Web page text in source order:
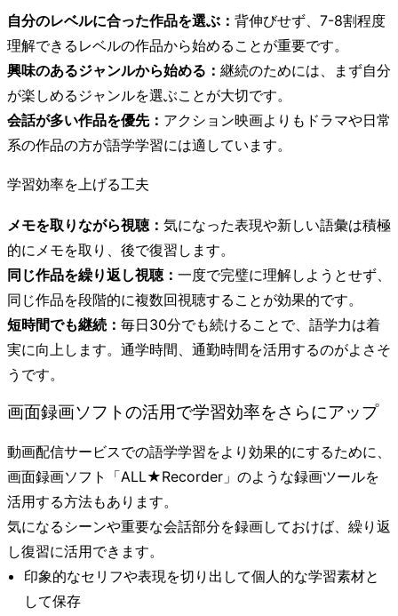
自分のレベルに合った作品を選ぶ： 背伸びせず、7-8割程度
理解できるレベルの作品から始めることが重要です。
興味のあるジャンルから始める： 継続のためには、まず自分
が楽しめるジャンルを選ぶことが大切です。
会話が多い作品を優先： アクション映画よりもドラマや日常
系の作品の方が語学学習には適しています。
学習効率を上げる工夫
メモを取りながら視聴： 気になった表現や新しい語彙は積極
的にメモを取り、後で復習します。
同じ作品を繰り返し視聴： 一度で完璧に理解しようとせず、
同じ作品を段階的に複数回視聴することが効果的です。
短時間でも継続： 毎日30分でも続けることで、語学力は着
実に向上します。通学時間、通勤時間を活用するのがよさそ
うです。
画面録画ソフトの活用で学習効率をさらにアップ
動画配信サービスでの語学学習をより効果的にするために、
画面録画ソフト「ALL★Recorder」のような録画ツールを
活用する方法もあります。
気になるシーンや重要な会話部分を録画しておけば、繰り返
し復習に活用できます。
印象的なセリフや表現を切り出して個人的な学習素材と
して保存